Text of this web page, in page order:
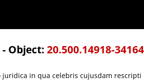
imperatoris Hadriani ... : quam ... sub præsidio ...
Object: 20.500.14918-
juridica in qua celebris cujusdam